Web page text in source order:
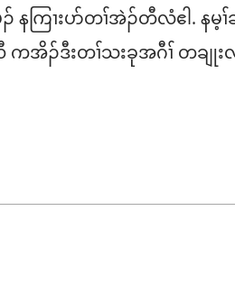
ကြၢးပာ်တၢ်အဲၣ်တီလံဧါ. နမ့
အိၣ်ဒီးတၢ်သးခုအဂီၢ် တချု